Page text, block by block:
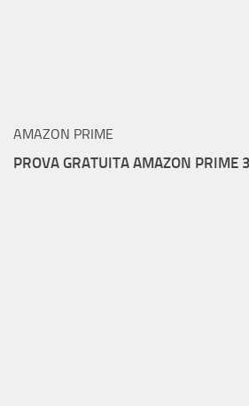
AMAZON PRIME
PROVA GRATUITA AMAZON PRIME